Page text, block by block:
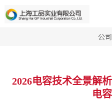
公
2026电容技术全景解
电